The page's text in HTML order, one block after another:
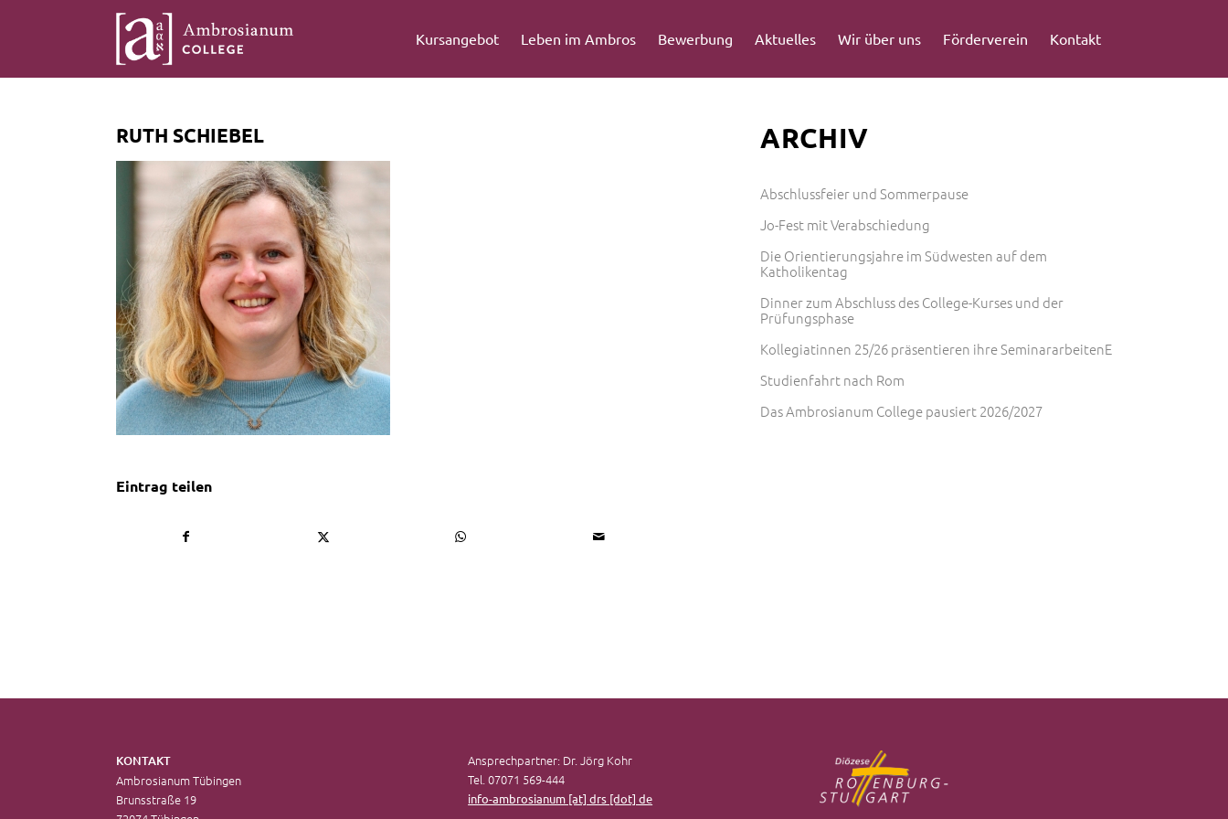
Kursangebot Leben im Ambros Bewerbung Aktuelles Wir über uns Förderverein Kontakt
RUTH SCHIEBEL
Eintrag teilen
ARCHIV
Abschlussfeier und Sommerpause
Jo-Fest mit Verabschiedung
Die Orientierungsjahre im Südwesten auf dem
Katholikentag
Dinner zum Abschluss des College-Kurses und der
Prüfungsphase
Kollegiatinnen 25/26 präsentieren ihre SeminararbeitenE
Studienfahrt nach Rom
Das Ambrosianum College pausiert 2026/2027
KONTAKT
Ambrosianum Tübingen
Brunsstraße 19
Ansprechpartner: Dr. Jörg Kohr
Tel. 07071 569-444
info-ambrosianum [at] drs [dot] de